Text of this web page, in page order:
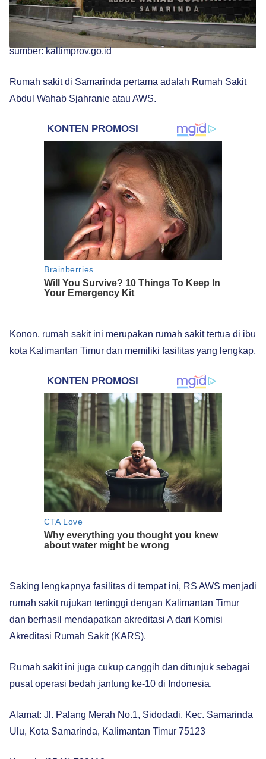
sumber: kaltimprov.go.id
Rumah sakit di Samarinda pertama adalah Rumah Sakit
Abdul Wahab Sjahranie atau AWS.
Konon, rumah sakit ini merupakan rumah sakit tertua di ibu
kota Kalimantan Timur dan memiliki fasilitas yang lengkap.
Saking lengkapnya fasilitas di tempat ini, RS AWS menjadi
rumah sakit rujukan tertinggi dengan Kalimantan Timur
dan berhasil mendapatkan akreditasi A dari Komisi
Akreditasi Rumah Sakit (KARS).
Rumah sakit ini juga cukup canggih dan ditunjuk sebagai
pusat operasi bedah jantung ke-10 di Indonesia.
Alamat: Jl. Palang Merah No.1, Sidodadi, Kec. Samarinda
Ulu, Kota Samarinda, Kalimantan Timur 75123